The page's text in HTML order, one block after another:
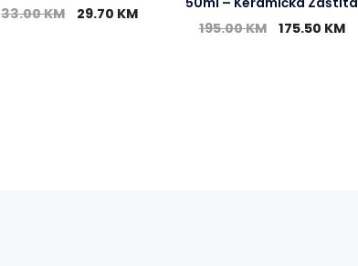
33.00KM 29.70 KM
195.00KM 175.50 KM